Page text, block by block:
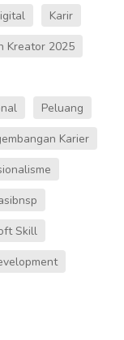
Karir
Kreator 2025
Peluang
Karier
Skill